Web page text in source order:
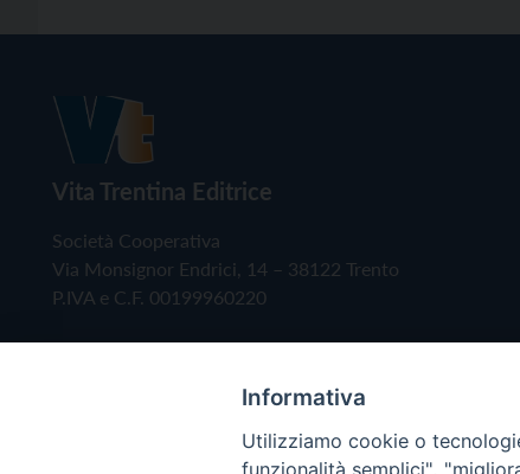
Vita Trentina Editrice
Società Cooperativa
Via Monsignor Endrici, 14 – 38122 Trento
P.IVA e C.F. 00199960220
Informativa
Utilizziamo cookie o